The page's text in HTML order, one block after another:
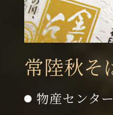
常陸秋そ
物産センタ